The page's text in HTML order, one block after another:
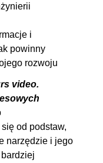
i
powinny
rozwoju
video.
od podstaw,
narzędzie i jego